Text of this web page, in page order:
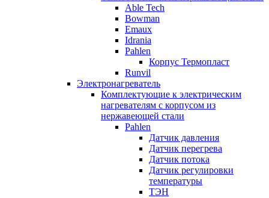
Able Tech
Bowman
Emaux
Idrania
Pahlen
Корпус Термопласт
Runvil
Электронагреватель
Комплектующие к электрическим
нагревателям с корпусом из
нержавеющей стали
Pahlen
Датчик давления
Датчик перегрева
Датчик потока
Датчик регулировки
температуры
ТЭН